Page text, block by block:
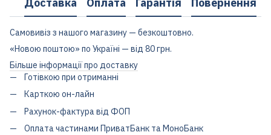
Самовивіз з нашого магазину — безкоштовно.
«Новою поштою» по Україні — від 80 грн.
Більше інформації про доставку
Готівкою при отриманні
Карткою он-лайн
Рахунок-фактура від ФОП
Оплата частинами ПриватБанк та МоноБанк